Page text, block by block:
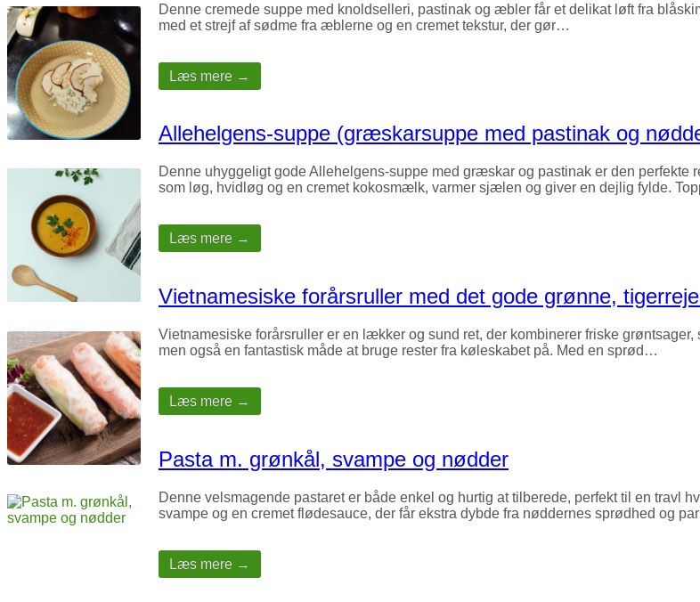
Denne cremede suppe med knoldselleri, pastinak og æbler får et delikat løft fra
med et strejf af sødme fra æblerne og en cremet tekstur, der gør…
Læs mere →
Allehelgens-suppe (græskarsuppe med pastinak og
Denne uhyggeligt gode Allehelgens-suppe med græskar og pastinak er den
som løg, hvidløg og en cremet kokosmælk, varmer sjælen og giver en dejlig fylde.
Læs mere →
Vietnamesiske forårsruller med det gode grønne,
Vietnamesiske forårsruller er en lækker og sund ret, der kombinerer friske
men også en fantastisk måde at bruge rester fra køleskabet på. Med en sprød…
Læs mere →
Pasta m. grønkål, svampe og nødder
Denne velsmagende pastaret er både enkel og hurtig at tilberede, perfekt til en travl
svampe og en cremet flødesauce, der får ekstra dybde fra nøddernes sprødhed og
Læs mere →